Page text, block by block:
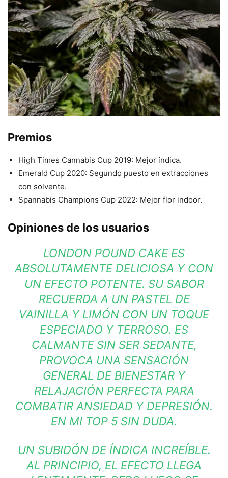
Premios
High Times Cannabis Cup 2019: Mejor índica.
Emerald Cup 2020: Segundo puesto en extracciones
con solvente.
Spannabis Champions Cup 2022: Mejor flor indoor.
Opiniones de los usuarios
LONDON POUND CAKE ES
ABSOLUTAMENTE DELICIOSA Y CON
UN EFECTO POTENTE. SU SABOR
RECUERDA A UN PASTEL DE
VAINILLA Y LIMÓN CON UN TOQUE
ESPECIADO Y TERROSO. ES
CALMANTE SIN SER SEDANTE,
PROVOCA UNA SENSACIÓN
GENERAL DE BIENESTAR Y
RELAJACIÓN PERFECTA PARA
COMBATIR ANSIEDAD Y DEPRESIÓN.
EN MI TOP 5 SIN DUDA.
UN SUBIDÓN DE ÍNDICA INCREÍBLE.
AL PRINCIPIO, EL EFECTO LLEGA